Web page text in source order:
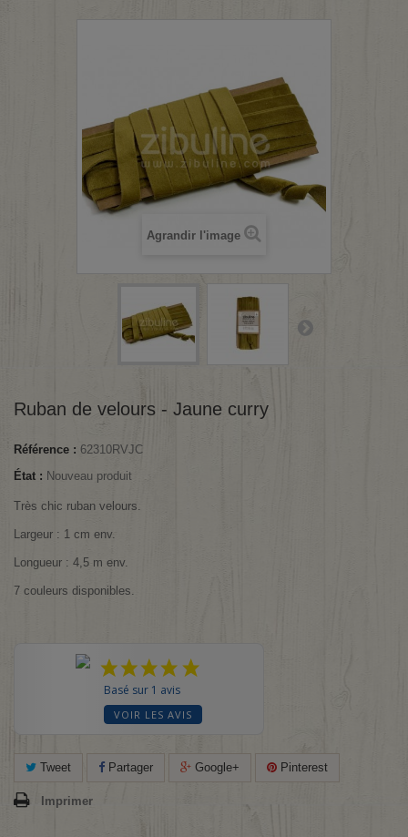
Agrandir l'image
Ruban de velours - Jaune curry
Référence : 62310RVJC
État : Nouveau produit
Très chic ruban velours.
Largeur : 1 cm env.
Longueur : 4,5 m env.
7 couleurs disponibles.
Basé sur 1 avis
VOIR LES AVIS
Tweet Partager Google+ Pinterest
Imprimer